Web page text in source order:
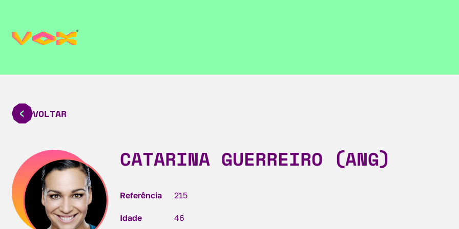
VOLTAR
CATARINA GUERREIRO (ANG)
Referência 215
Idade 46